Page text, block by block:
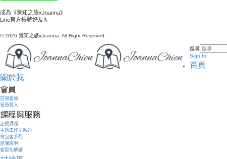
成為《覺知之旅xJoanna》
Line官方帳號好友🫰
© 2026 覺知之旅xJoanna. All Right Reserved.
搜尋
Sign In
首頁
關於我
會員
註冊會員
會員登入
課程與服務
正規課程
主題工作坊系列
背包客系列
邀課說明
客製化解讀